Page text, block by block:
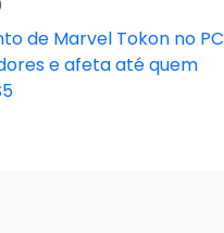
de Marvel Tokon no PC
e afeta até quem